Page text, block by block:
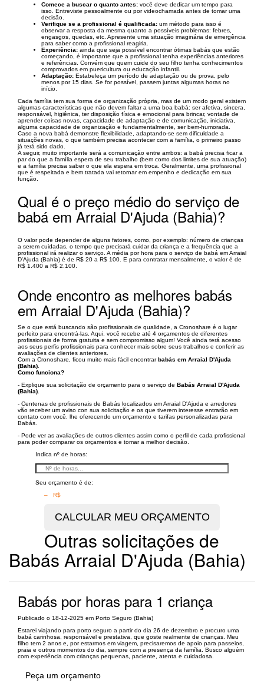
Comece a buscar o quanto antes: você deve dedicar um tempo para
isso. Entreviste pessoalmente ou por videochamada antes de tomar uma
decisão.
Verifique se a profissional é qualificada: um método para isso é
observar a resposta da mesma quanto a possíveis problemas: febres,
engasgos, quedas, etc. Apresente uma situação imaginária de emergência
para saber como a profissional reagiria.
Experiência: ainda que seja possível encontrar ótimas babás que estão
começando, é importante que a profissional tenha experiências anteriores
e referências. Convém que quem cuide do seu filho tenha conhecimentos
comprovados em puericultura ou educação infantil.
Adaptação: Estabeleça um período de adaptação ou de prova, pelo
menos por 15 dias. Se for possível, passem juntas algumas horas no
início.
Cada família tem sua forma de organização própria, mas de um modo geral existem
algumas características que não devem faltar a uma boa babá: ser afetiva, sincera,
responsável, higiênica, ter disposição física e emocional para brincar, vontade de
aprender coisas novas, capacidade de adaptação e de comunicação, iniciativa,
alguma capacidade de organização e fundamentalmente, ser bem-humorada.
Caso a nova babá demonstre flexibilidade, adaptando-se sem dificuldade a
situações novas, o que também precisa acontecer com a família, o primeiro passo
já terá sido dado.
A seguir, muito importante será a comunicação entre ambos: a babá precisa ficar a
par do que a família espera de seu trabalho (bem como dos limites de sua atuação)
e a família precisa saber o que ela espera em troca. Geralmente, uma profissional
que é respeitada e bem tratada vai retornar em empenho e dedicação em sua
função.
Qual é o preço médio do serviço de
babá em Arraial D'Ajuda (Bahia)?
O valor pode depender de alguns fatores, como, por exemplo: número de crianças
a serem cuidadas, o tempo que precisará cuidar da criança e a frequência que a
profissional irá realizar o serviço. A média por hora para o serviço de babá em Arraial
D'Ajuda (Bahia) é de R$ 20 a R$ 100. E para contratar mensalmente, o valor é de
R$ 1.400 a R$ 2.100.
Onde encontro as melhores babás
em Arraial D'Ajuda (Bahia)?
Se o que está buscando são profissionais de qualidade, a Cronoshare é o lugar
perfeito para encontrá-las. Aqui, você recebe até 4 orçamentos de diferentes
profissionais de forma gratuita e sem compromisso algum! Você ainda terá acesso
aos seus perfis profissionais para conhecer mais sobre seus trabalhos e conferir as
avaliações de clientes anteriores.
Com a Cronoshare, ficou muito mais fácil encontrarbabás em Arraial D'Ajuda
(Bahia)
Como funciona?
- Explique sua solicitação de orçamento para o serviço de Babás Arraial D'Ajuda
(Bahia)
- Centenas de profissionais de Babás localizados em Arraial D'Ajuda e arredores
vão receber um aviso con sua solicitação e os que tiverem interesse entrarão em
contato com você, lhe oferecendo um orçamento e tarifas personalizadas para
Babás.
- Pode ver as avaliações de outros clientes assim como o perfil de cada profissional
para poder comparar os orçamentos e tomar a melhor decisão.
Indica nº de horas:
Seu orçamento é de:
– R$
Outras solicitações de
Babás Arraial D'Ajuda (Bahia)
Babás por horas para 1 criança
Publicado o 18-12-2025 em Porto Seguro (Bahia)
Estarei viajando para porto seguro a partir do dia 26 de dezembro e procuro uma
babá carinhosa, responsável e prestativa, que goste realmente de crianças. Meu
filho tem 2 anos e, por estarmos em viagem, precisaremos de apoio para passeios,
praia e outros momentos do dia, sempre com a presença da família. Busco alguém
com experiência com crianças pequenas, paciente, atenta e cuidadosa.
Peça um orçamento